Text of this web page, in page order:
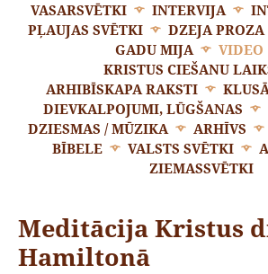
VASARSVĒTKI
INTERVIJA
PĻAUJAS SVĒTKI
DZEJA
GADU MIJA
VIDEO
KRISTUS CIEŠANU
ARHIBĪSKAPA RAKSTI
DIEVKALPOJUMI, LŪGŠANAS
DZIESMAS / MŪZIKA
ARHĪVS
BĪBELE
VALSTS SVĒTKI
ZIEMASSVĒTKI
Meditācija Kristus
Hamiltonā